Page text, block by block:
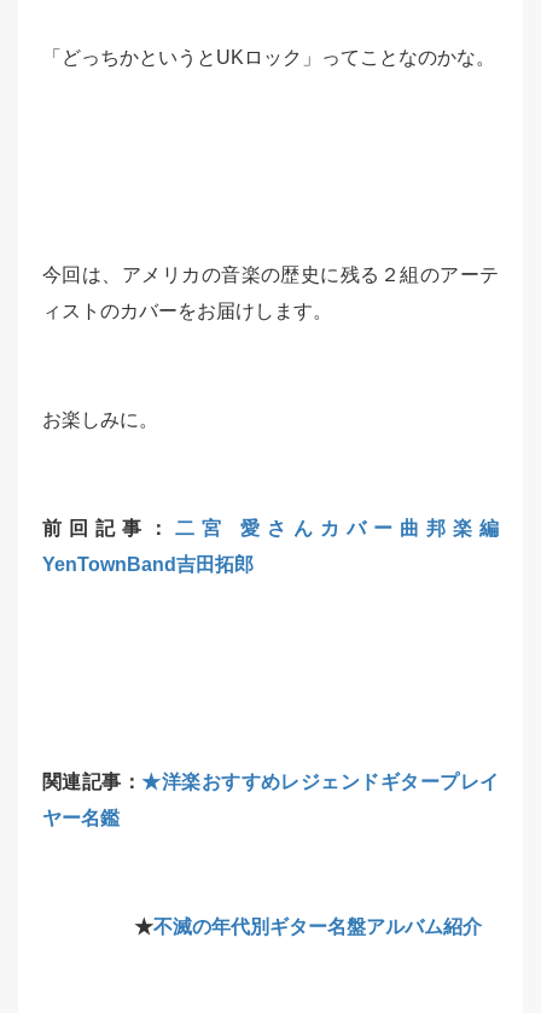
「どっちかというとUKロック」ってことなのかな。
今回は、アメリカの音楽の歴史に残る２組のアーテ
ィストのカバーをお届けします。
お楽しみに。
前回記事： 二宮 愛さんカバー曲邦楽編
YenTownBand吉田拓郎
関連記事：★洋楽おすすめレジェンドギタープレイ
ヤー名鑑
★不滅の年代別ギター名盤アルバム紹介